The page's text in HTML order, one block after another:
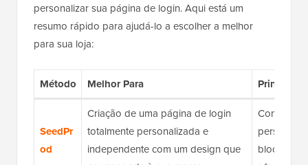
personalizar sua página de login. Aqui está um
resumo rápido para ajudá-lo a escolher a melhor
para sua loja:
Método Melhor Para Principais
SeedPr
od
Criação de uma página de login
totalmente personalizada e
independente com um design que
Construtor
blocos do